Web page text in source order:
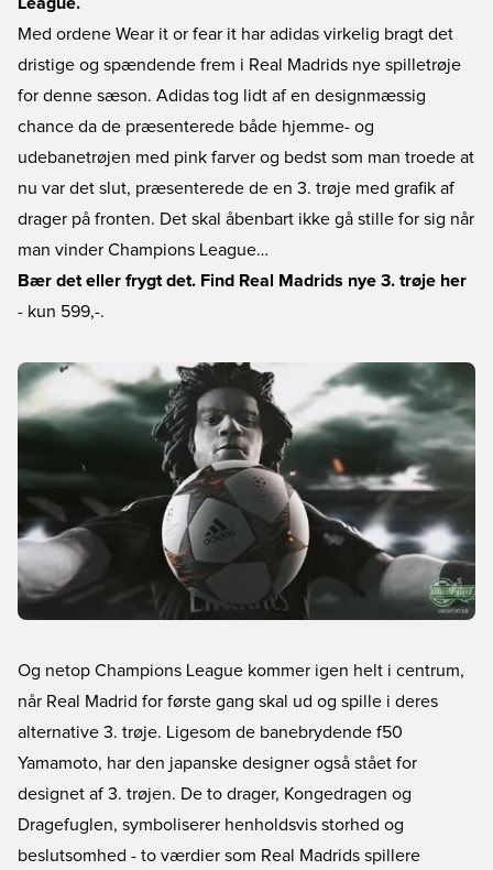
Med ordene Wear it or fear it har adidas virkelig bragt det
dristige og spændende frem i Real Madrids nye spilletrøje
for denne sæson. Adidas tog lidt af en designmæssig
chance da de præsenterede både hjemme- og
udebanetrøjen med pink farver og bedst som man troede at
nu var det slut, præsenterede de en 3. trøje med grafik af
drager på fronten. Det skal åbenbart ikke gå stille for sig når
man vinder Champions League…
Bær det eller frygt det. Find Real Madrids nye 3. trøje her
- kun 599,-.
Og netop Champions League kommer igen helt i centrum,
når Real Madrid for første gang skal ud og spille i deres
alternative 3. trøje. Ligesom de banebrydende f50
Yamamoto, har den japanske designer også stået for
designet af 3. trøjen. De to drager, Kongedragen og
Dragefuglen, symboliserer henholdsvis storhed og
beslutsomhed - to værdier som Real Madrids spillere